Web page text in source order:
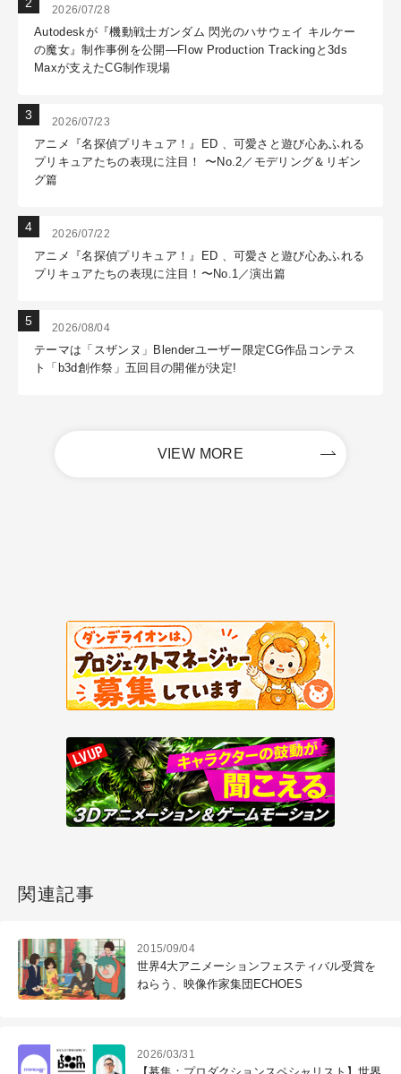
2026/07/28
Autodeskが『機動戦士ガンダム 閃光のハサウェイ キルケー
の魔女』制作事例を公開―Flow Production Trackingと3ds
Maxが支えたCG制作現場
2026/07/23
アニメ『名探偵プリキュア！』ED 、可愛さと遊び心あふれる
プリキュアたちの表現に注目！ 〜No.2／モデリング＆リギン
グ篇
2026/07/22
アニメ『名探偵プリキュア！』ED 、可愛さと遊び心あふれる
プリキュアたちの表現に注目！〜No.1／演出篇
2026/08/04
テーマは「スザンヌ」Blenderユーザー限定CG作品コンテス
ト「b3d創作祭」五回目の開催が決定!
VIEW MORE
関連記事
2015/09/04
世界4大アニメーションフェスティバル受賞を
ねらう、映像作家集団ECHOES
2026/03/31